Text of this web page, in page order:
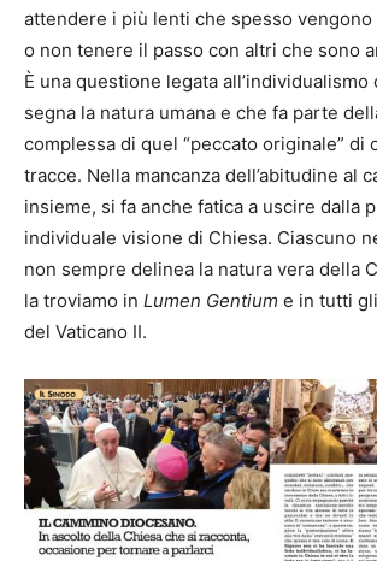
attendere i più lenti che spesso
o non tenere il passo con altri che sono
È una questione legata all’individualismo
segna la natura umana e che fa parte
complessa di quel “peccato originale” di
tracce. Nella mancanza dell’abitudine al
insieme, si fa anche fatica a uscire dalla
individuale visione di Chiesa. Ciascuno
non sempre delinea la natura vera della
la troviamo in Lumen Gentium e in tutti
del Vaticano II.